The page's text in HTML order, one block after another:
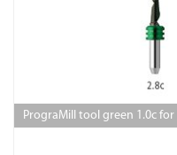
PrograMill tool green 1.0c for